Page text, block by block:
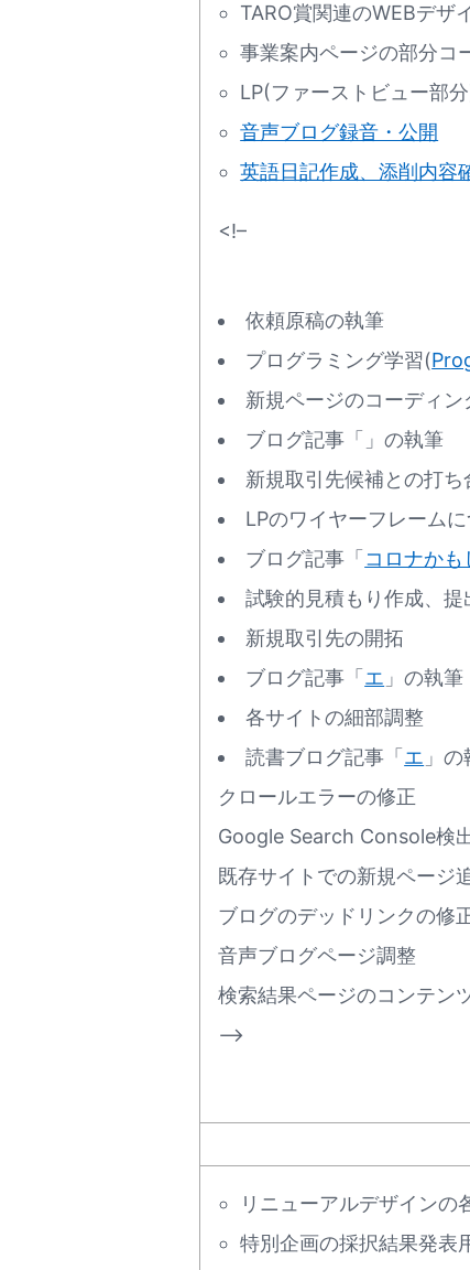
TARO賞関連のWEBデザ
事業案内ページの部分コ
LP(ファーストビュー部
音声ブログ録音・公開
英語日記作成、添削内容
<!–
依頼原稿の執筆
プログラミング学習(
新規ページのコーディン
ブログ記事「 」の執筆
新規取引先候補との打ち
LPのワイヤーフレーム
ブログ記事「 コロナか
試験的見積もり作成、提
新規取引先の開拓
ブログ記事「 エ 」の執筆
各サイトの細部調整
読書ブログ記事「 エ 」
クロールエラーの修正
Google Search Console検
既存サイトでの新規ページ
ブログのデッドリンクの修
音声ブログページ調整
検索結果ページのコンテン
–>
リニューアルデザインの
特別企画の採択結果発表